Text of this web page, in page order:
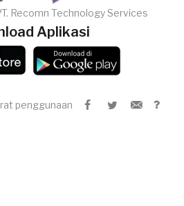
Recomn Technology Services
Aplikasi
penggunaan